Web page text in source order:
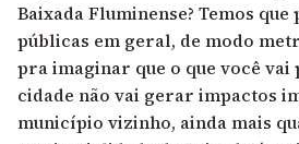
Baixada Fluminense? Temos
públicas em geral, de modo
pra imaginar que o que você vai
cidade não vai gerar impactos
município vizinho, ainda mais